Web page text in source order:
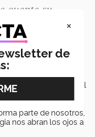
cuente su
mientras
“Demonia” y
que el acto
debemos mirar al
humana.
con esa parte
parte de nosotros,
nos abran los ojos a
×
de